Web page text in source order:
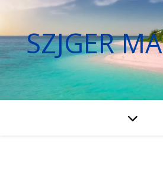
SZJGER